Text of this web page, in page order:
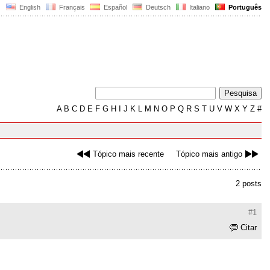
English Français Español Deutsch Italiano Português
AB C D E F G H J K L M N O P Q R S T U V W X Y Z #
Tópico mais recente Tópico mais antigo
2 posts
#1
Citar